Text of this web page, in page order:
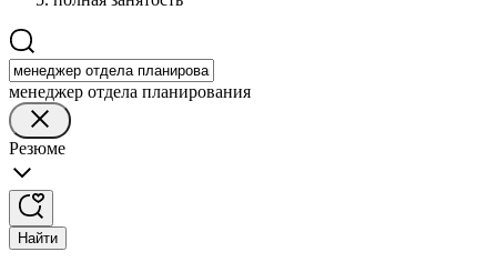
менеджер отдела планирования
Резюме
Найти